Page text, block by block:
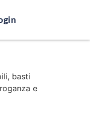
basti
e